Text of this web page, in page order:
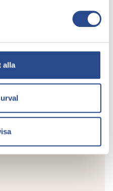
alla
bedömning görs
Du kommer att få
hos våra